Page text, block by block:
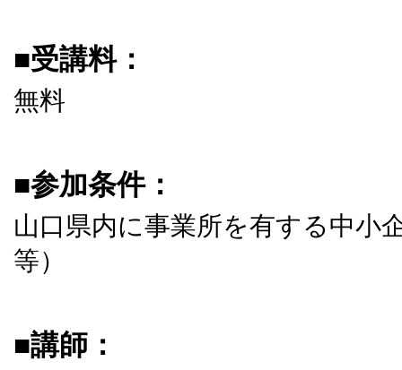
■受講料：
無料
■参加条件：
山口県内に事業所を有する中小
等）
■講師：